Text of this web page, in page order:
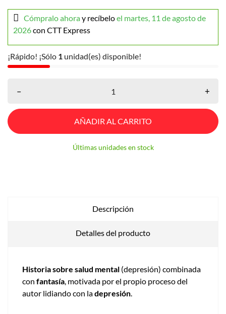
Cómpralo ahoray recíbeloel martes, 11 de agosto de
2026con CTT Express
¡Rápido! ¡Sólo 1 unidad(es) disponible!
– +
AÑADIR AL CARRITO
Últimas unidades en stock
Descripción
Detalles del producto
Historia sobre salud mental (depresión) combinada
con fantasía, motivada por el propio proceso del
autor lidiando con ladepresión.